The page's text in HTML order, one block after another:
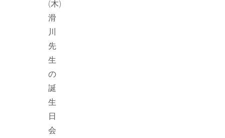
(木)
滑
川
先
生
の
誕
生
日
会